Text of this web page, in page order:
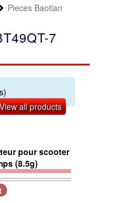
Pieces Baotian
7
View all products